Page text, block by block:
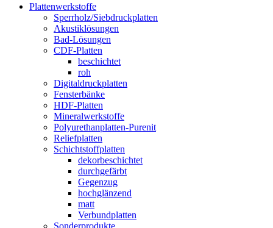
Plattenwerkstoffe
Sperrholz/Siebdruckplatten
Akustiklösungen
Bad-Lösungen
CDF-Platten
beschichtet
roh
Digitaldruckplatten
Fensterbänke
HDF-Platten
Mineralwerkstoffe
Polyurethanplatten-Purenit
Reliefplatten
Schichtstoffplatten
dekorbeschichtet
durchgefärbt
Gegenzug
hochglänzend
matt
Verbundplatten
Sonderprodukte